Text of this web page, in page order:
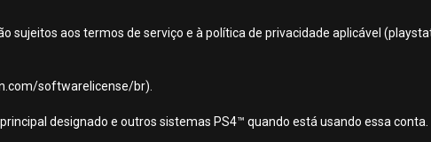
sujeitos aos termos de serviço e à política de privacidade aplicável
softwarelicense/br).
designado e outros sistemas PS4™ quando está usando essa conta.